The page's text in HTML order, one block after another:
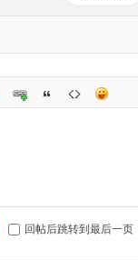
回帖后跳转到最后一页